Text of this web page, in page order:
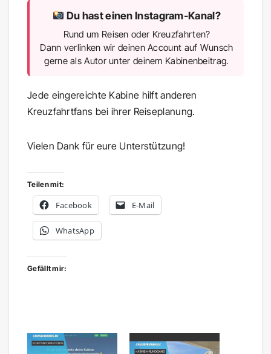
Du hast einen Instagram-Kanal?
Rund um Reisen oder Kreuzfahrten?
Dann verlinken wir deinen Account auf Wunsch
gerne als Autor unter deinem Kabinenbeitrag.
Jede eingereichte Kabine hilft anderen
Kreuzfahrtfans bei ihrer Reiseplanung.
Vielen Dank für eure Unterstützung!
Teilen mit:
Facebook E-Mail
WhatsApp
Gefällt mir: